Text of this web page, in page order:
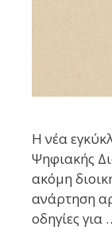
Η νέα
Ψηφιακής
ακόμη
ανάρτηση
οδηγίες για